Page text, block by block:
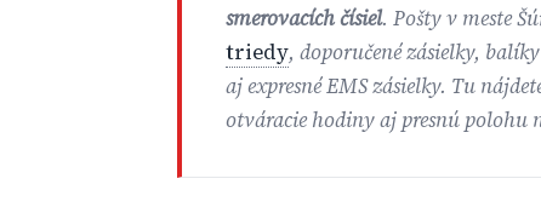
smerovacích čísiel. Pošty v meste
triedy, doporučené zásielky,
aj expresné EMS zásielky. Tu
otváracie hodiny aj presnú polohu